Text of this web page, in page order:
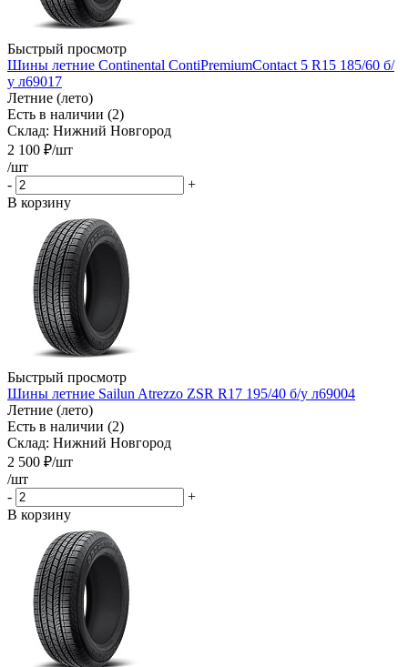
Быстрый просмотр
Шины летние Continental ContiPremiumContact 5 R15 185/60 б/
у л69017
Летние (лето)
Есть в наличии (2)
Склад: Нижний Новгород
2 100 ₽/шт
/шт
-
+
В корзину
Быстрый просмотр
Шины летние Sailun Atrezzo ZSR R17 195/40 б/у л69004
Летние (лето)
Есть в наличии (2)
Склад: Нижний Новгород
2 500 ₽/шт
/шт
-
+
В корзину